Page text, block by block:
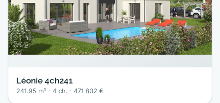
Léonie 4ch241
241.95 m² · 4 ch. · 471 802 €